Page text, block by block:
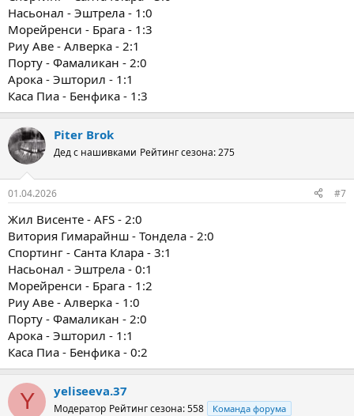
Насьонал - Эштрела - 1:0
Морейренси - Брага - 1:3
Риу Аве - Алверка - 2:1
Порту - Фамаликан - 2:0
Арока - Эшторил - 1:1
Каса Пиа - Бенфика - 1:3
Piter Brok
Дед с нашивками Рейтинг сезона: 275
01.04.2026 #7
Жил Висенте - AFS - 2:0
Витория Гимарайнш - Тондела - 2:0
Спортинг - Санта Клара - 3:1
Насьонал - Эштрела - 0:1
Морейренси - Брага - 1:2
Риу Аве - Алверка - 1:0
Порту - Фамаликан - 2:0
Арока - Эшторил - 1:1
Каса Пиа - Бенфика - 0:2
Y yeliseeva.37
Модератор Рейтинг сезона: 558 Команда форума